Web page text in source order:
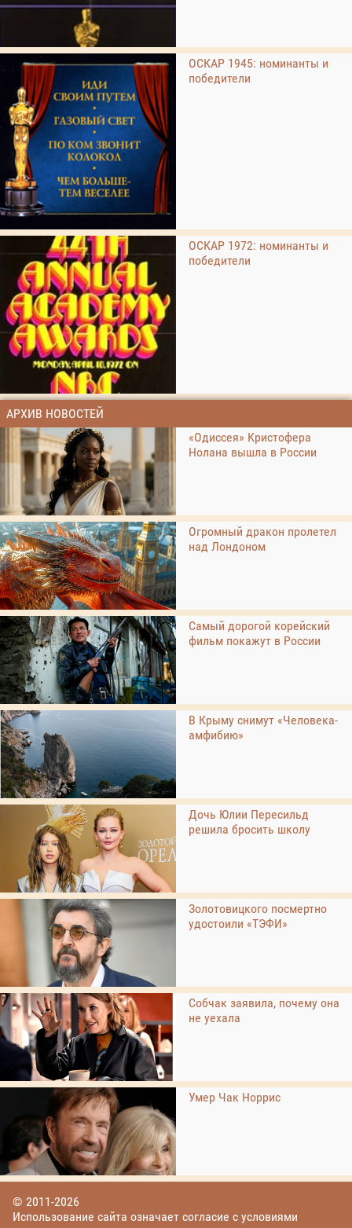
ОСКАР 1945: номинанты и
победители
ОСКАР 1972: номинанты и
победители
АРХИВ НОВОСТЕЙ
«Одиссея» Кристофера
Нолана вышла в России
Огромный дракон пролетел
над Лондоном
Самый дорогой корейский
фильм покажут в России
В Крыму снимут «Человека-
амфибию»
Дочь Юлии Пересильд
решила бросить школу
Золотовицкого посмертно
удостоили «ТЭФИ»
Собчак заявила, почему она
не уехала
Умер Чак Норрис
© 2011-2026
Использование сайта означает согласие с условиями